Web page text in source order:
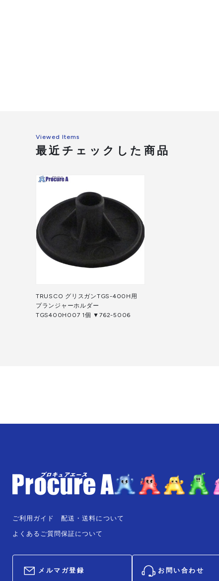
Viewed Items
最近チェックした商品
TRUSCO グリスガンTGS-400H用
プランジャーホルダー
TGS400H007 1個 ▼762-5006
ご利用ガイド
よくあるご質問
配送・送料について
保証について
メルマガ登録 お問い合わせ